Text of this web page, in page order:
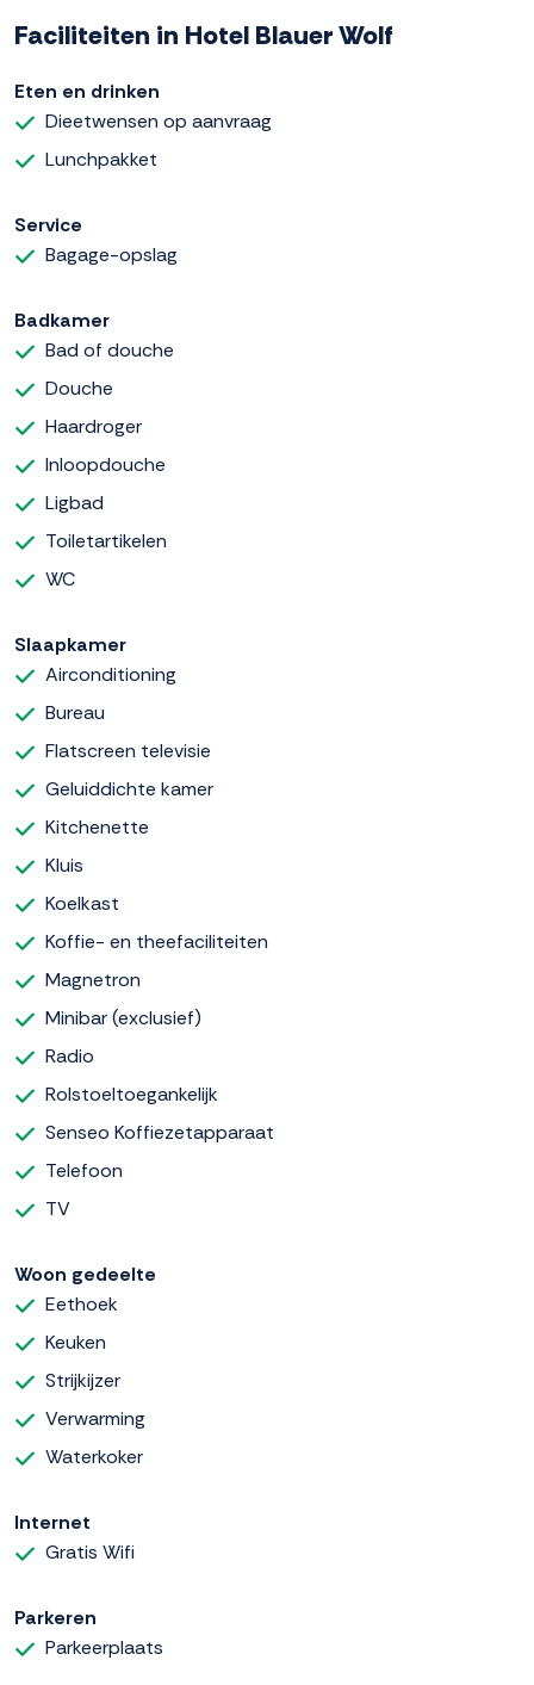
Faciliteiten in Hotel Blauer Wolf
Eten en drinken
Dieetwensen op aanvraag
Lunchpakket
Service
Bagage-opslag
Badkamer
Bad of douche
Douche
Haardroger
Inloopdouche
Ligbad
Toiletartikelen
WC
Slaapkamer
Airconditioning
Bureau
Flatscreen televisie
Geluiddichte kamer
Kitchenette
Kluis
Koelkast
Koffie- en theefaciliteiten
Magnetron
Minibar (exclusief)
Radio
Rolstoeltoegankelijk
Senseo Koffiezetapparaat
Telefoon
TV
Woon gedeelte
Eethoek
Keuken
Strijkijzer
Verwarming
Waterkoker
Internet
Gratis Wifi
Parkeren
Parkeerplaats